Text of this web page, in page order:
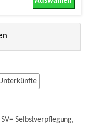
Selbstverpflegung,